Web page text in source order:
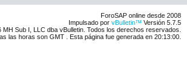
ForoSAP online desde 2008
Impulsado por vBulletin™ Versión 5.7.5
Sub I, LLC dba vBulletin. Todos los derechos reservados.
las horas son GMT . Esta página fue generada en 20:13:00.